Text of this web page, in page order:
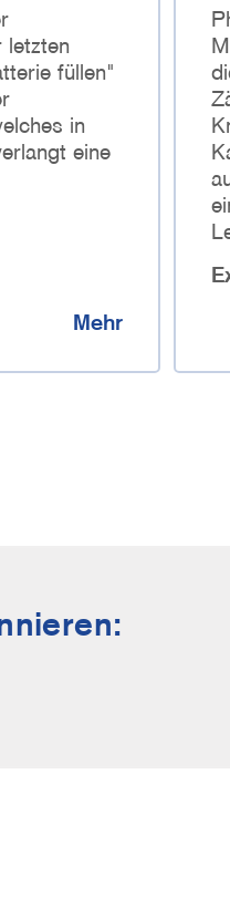
füllen"
in
eine
Mehr